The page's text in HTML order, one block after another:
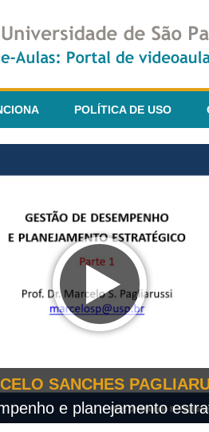
POLÍTICA DE USO
SANCHES
e planejamento